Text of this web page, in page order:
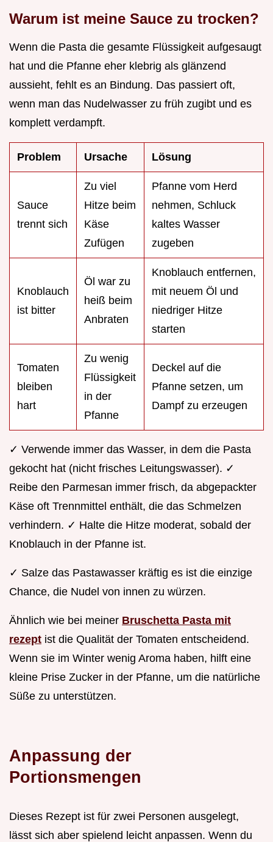
Warum ist meine Sauce zu trocken?
Wenn die Pasta die gesamte Flüssigkeit aufgesaugt
hat und die Pfanne eher klebrig als glänzend
aussieht, fehlt es an Bindung. Das passiert oft,
wenn man das Nudelwasser zu früh zugibt und es
komplett verdampft.
Problem Ursache Lösung
Sauce
trennt sich
Zu viel
Hitze beim
Käse
Zufügen
Pfanne vom Herd
nehmen, Schluck
kaltes Wasser
zugeben
Knoblauch
ist bitter
Öl war zu
heiß beim
Anbraten
Knoblauch entfernen,
mit neuem Öl und
niedriger Hitze
starten
Tomaten
bleiben
hart
Zu wenig
Flüssigkeit
in der
Pfanne
Deckel auf die
Pfanne setzen, um
Dampf zu erzeugen
✓ Verwende immer das Wasser, in dem die Pasta
gekocht hat (nicht frisches Leitungswasser). ✓
Reibe den Parmesan immer frisch, da abgepackter
Käse oft Trennmittel enthält, die das Schmelzen
verhindern. ✓ Halte die Hitze moderat, sobald der
Knoblauch in der Pfanne ist.
✓ Salze das Pastawasser kräftig es ist die einzige
Chance, die Nudel von innen zu würzen.
Ähnlich wie bei meiner Bruschetta Pasta mit
rezept ist die Qualität der Tomaten entscheidend.
Wenn sie im Winter wenig Aroma haben, hilft eine
kleine Prise Zucker in der Pfanne, um die natürliche
Süße zu unterstützen.
Anpassung der
Portionsmengen
Dieses Rezept ist für zwei Personen ausgelegt,
lässt sich aber spielend leicht anpassen. Wenn du